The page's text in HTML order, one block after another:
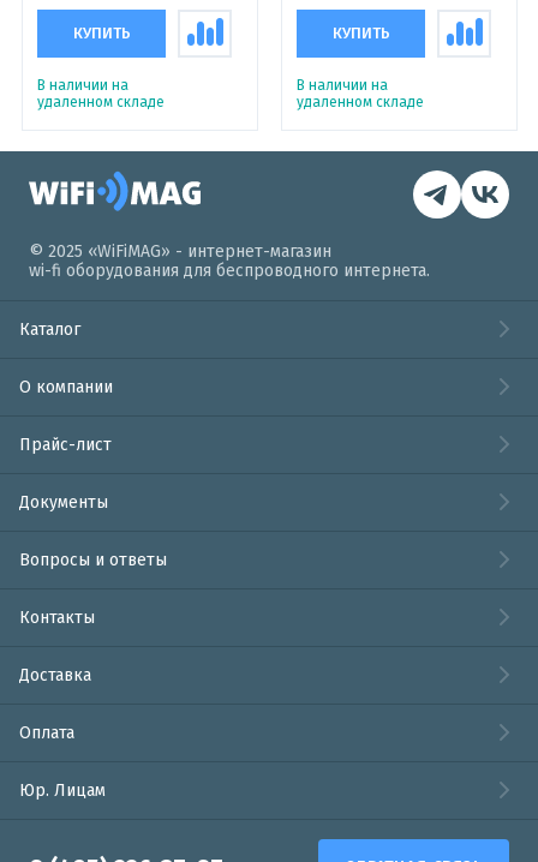
КУПИТЬ
В наличии на
удаленном складе
зеленый
КУПИТЬ
В наличии на
удаленном складе
© 2025 «WiFiMAG» - интернет-магазин
wi-fi оборудования для беспроводного интернета.
Каталог
О компании
Прайс-лист
Документы
Вопросы и ответы
Контакты
Доставка
Оплата
Юр. Лицам